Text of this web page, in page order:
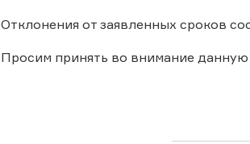
Отклонения от заявленных сроков
Просим принять во внимание